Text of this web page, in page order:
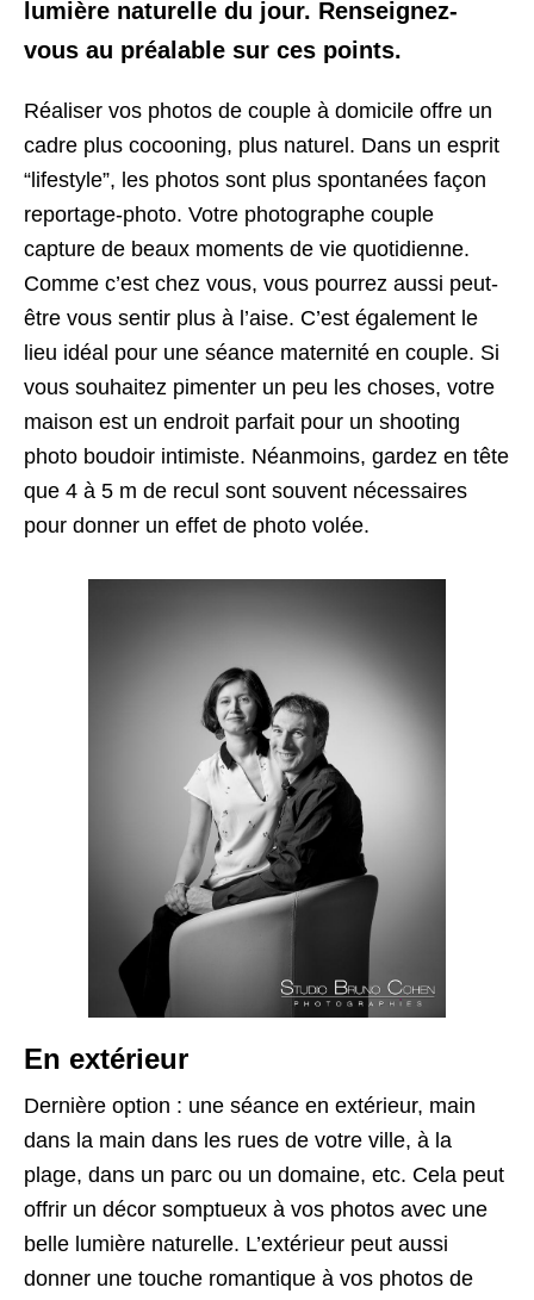
lumière naturelle du jour. Renseignez-
vous au préalable sur ces points.
Réaliser vos photos de couple à domicile offre un
cadre plus cocooning, plus naturel. Dans un esprit
“lifestyle”, les photos sont plus spontanées façon
reportage-photo. Votre photographe couple
capture de beaux moments de vie quotidienne.
Comme c’est chez vous, vous pourrez aussi peut-
être vous sentir plus à l’aise. C’est également le
lieu idéal pour une séance maternité en couple. Si
vous souhaitez pimenter un peu les choses, votre
maison est un endroit parfait pour un shooting
photo boudoir intimiste. Néanmoins, gardez en tête
que 4 à 5 m de recul sont souvent nécessaires
pour donner un effet de photo volée.
En extérieur
Dernière option : une séance en extérieur, main
dans la main dans les rues de votre ville, à la
plage, dans un parc ou un domaine, etc. Cela peut
offrir un décor somptueux à vos photos avec une
belle lumière naturelle. L’extérieur peut aussi
donner une touche romantique à vos photos de